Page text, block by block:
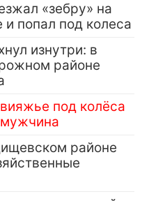
«зебру» на
и попал под колеса
изнутри: в
районе
под колёса
мужчина
районе